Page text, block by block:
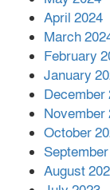
April 2024
March
February
January
December
November
October
August